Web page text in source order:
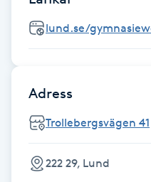
K18
Kemisk peeling
lund.se/
Adress
Trollebergsvägen 41
222 29, Lund